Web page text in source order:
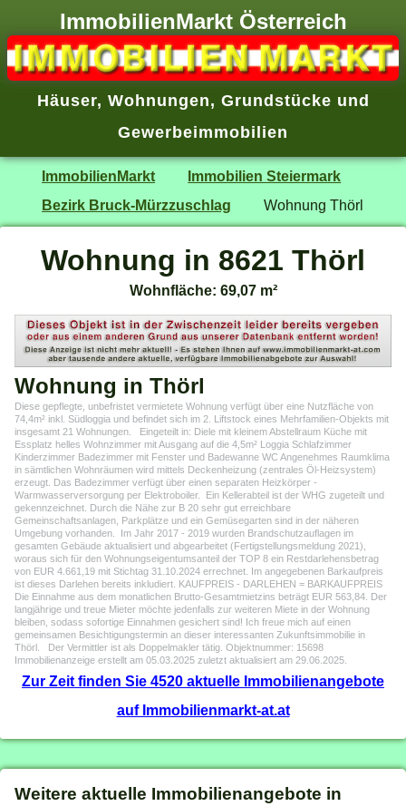
ImmobilienMarkt Österreich
Häuser, Wohnungen, Grundstücke und
Gewerbeimmobilien
ImmobilienMarkt
Immobilien Steiermark
Bezirk Bruck-Mürzzuschlag
Wohnung Thörl
Wohnung in 8621 Thörl
Wohnfläche: 69,07 m²
Wohnung in Thörl
Diese gepflegte, unbefristet vermietete Wohnung verfügt über eine Nutzfläche von
74,4m² inkl. Südloggia und befindet sich im 2. Liftstock eines Mehrfamilien-Objekts mit
insgesamt 21 Wohnungen. Eingeteilt in: Diele mit kleinem Abstellraum Küche mit
Essplatz helles Wohnzimmer mit Ausgang auf die 4,5m² Loggia Schlafzimmer
Kinderzimmer Badezimmer mit Fenster und Badewanne WC Angenehmes Raumklima
in sämtlichen Wohnräumen wird mittels Deckenheizung (zentrales Öl-Heizsystem)
erzeugt. Das Badezimmer verfügt über einen separaten Heizkörper -
Warmwasserversorgung per Elektroboiler. Ein Kellerabteil ist der WHG zugeteilt und
gekennzeichnet. Durch die Nähe zur B 20 sehr gut erreichbare
Gemeinschaftsanlagen, Parkplätze und ein Gemüsegarten sind in der näheren
Umgebung vorhanden. Im Jahr 2017 - 2019 wurden Brandschutzauflagen im
gesamten Gebäude aktualisiert und abgearbeitet (Fertigstellungsmeldung 2021),
woraus sich für den Wohnungseigentumsanteil der TOP 8 ein Restdarlehensbetrag
von EUR 4.661,19 mit Stichtag 31.10.2024 errechnet. Im angegebenen Barkaufpreis
ist dieses Darlehen bereits inkludiert. KAUFPREIS - DARLEHEN = BARKAUFPREIS
Die Einnahme aus dem monatlichen Brutto-Gesamtmietzins beträgt EUR 563,84. Der
langjährige und treue Mieter möchte jedenfalls zur weiteren Miete in der Wohnung
bleiben, sodass sofortige Einnahmen gesichert sind! Ich freue mich auf einen
gemeinsamen Besichtigungstermin an dieser interessanten Zukunftsimmobilie in
Thörl. Der Vermittler ist als Doppelmakler tätig. Objektnummer: 15698
Immobilienanzeige erstellt am 05.03.2025 zuletzt aktualisiert am 29.06.2025.
Zur Zeit finden Sie 4520 aktuelle Immobilienangebote
auf Immobilienmarkt-at.at
Weitere aktuelle Immobilienangebote in